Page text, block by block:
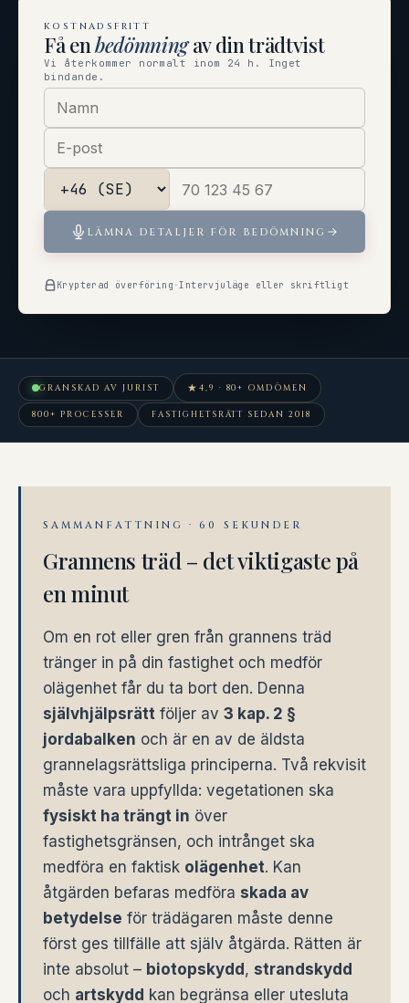
KOSTNADSFRITT
Få enbedömningav din trädtvist
Vi återkommer normalt inom 24 h. Inget
bindande.
LÄMNA DETALJER FÖR BEDÖMNING
Krypterad överföring ·Intervjuläge eller skriftligt
GRANSKAD AV JURIST ★ 4,9 · 80+ OMDÖMEN
800+ PROCESSER FASTIGHETSRÄTT SEDAN 2018
SAMMANFATTNING · 60 SEKUNDER
Grannens träd – det viktigaste på
en minut
Om en rot eller gren från grannens träd
tränger in på din fastighet och medför
olägenhet får du ta bort den. Denna
självhjälpsrätt följer av 3 kap. 2 §
jordabalken och är en av de äldsta
grannelagsrättsliga principerna. Två rekvisit
måste vara uppfyllda: vegetationen ska
fysiskt ha trängt in över
fastighetsgränsen, och intrånget ska
medföra en faktisk olägenhet. Kan
åtgärden befaras medföra skada av
betydelse för trädägaren måste denne
först ges tillfälle att själv åtgärda. Rätten är
inte absolut – biotopskydd , strandskydd
och artskydd kan begränsa eller utesluta